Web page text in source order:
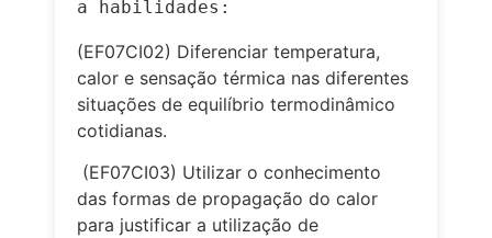
a habilidades:
(EF07CI02) Diferenciar temperatura,
calor e sensação térmica nas diferentes
situações de equilíbrio termodinâmico
cotidianas.
(EF07CI03) Utilizar o conhecimento
das formas de propagação do calor
para justificar a utilização de